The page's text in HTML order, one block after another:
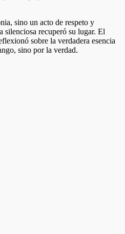
sino un acto de respeto y
silenciosa recuperó su lugar. El
sobre la verdadera esencia
sino por la verdad.